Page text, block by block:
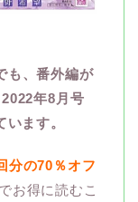
も、番外編が
年8月号
ます。
分の70％オフ
お得に読むこ